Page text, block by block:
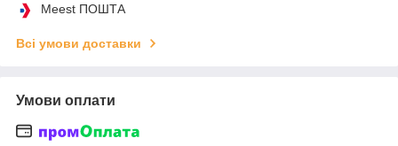
Meest ПОШТА
Всі умови доставки
Умови оплати